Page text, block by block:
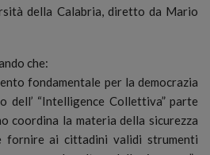
della Calabria, diretto da Mario
che:
fondamentale per la democrazia
dell’ “Intelligence Collettiva” parte
coordina la materia della sicurezza
fornire ai cittadini validi strumenti